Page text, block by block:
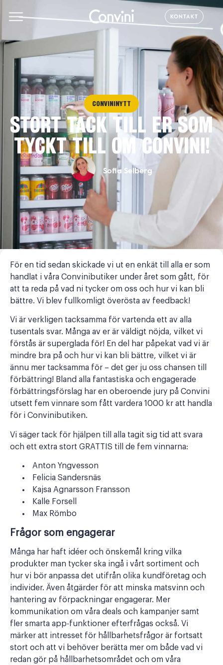
KONTAKT
CONVININYTT
STORT TACK TILL ER SOM
TYCKT TILL OM CONVINI!
Sofia Selberg
För en tid sedan skickade vi ut en enkät till alla er som
handlat i våra Convinibutiker under året som gått, för
att ta reda på vad ni tycker om oss och hur vi kan bli
bättre. Vi blev fullkomligt överösta av feedback!
Vi är verkligen tacksamma för vartenda ett av alla
tusentals svar. Många av er är väldigt nöjda, vilket vi
förstås är superglada för! En del har påpekat vad vi är
mindre bra på och hur vi kan bli bättre, vilket vi är
ännu mer tacksamma för – det ger ju oss chansen till
förbättring! Bland alla fantastiska och engagerade
förbättringsförslag har en oberoende jury på Convini
utsett fem vinnare som fått vardera 1000 kr att handla
för i Convinibutiken.
Vi säger tack för hjälpen till alla tagit sig tid att svara
och ett extra stort GRATTIS till de fem vinnarna:
Anton Yngvesson
Felicia Sandersnäs
Kajsa Agnarsson Fransson
Kalle Forsell
Max Römbo
Frågor som engagerar
Många har haft idéer och önskemål kring vilka
produkter man tycker ska ingå i vårt sortiment och
hur vi bör anpassa det utifrån olika kundföretag och
individer. Även åtgärder för att minska matsvinn och
hantering av förpackningar engagerar. Mer
kommunikation om våra deals och kampanjer samt
fler smarta app-funktioner efterfrågas också. Vi
märker att intresset för hållbarhetsfrågor är fortsatt
stort och att vi behöver berätta mer om både vad vi
redan gör på hållbarhetsområdet och om våra